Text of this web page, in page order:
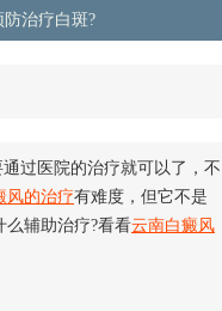
治疗白斑?
过医院的治疗就可以了，不
风的治疗有难度，但它不是
辅助治疗?看看云南白癜风